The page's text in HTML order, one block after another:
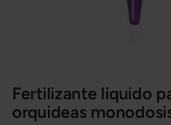
Fertilizante liquido
orquideas